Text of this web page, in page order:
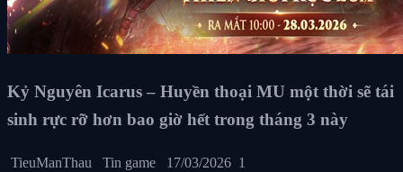
Kỷ Nguyên Icarus – Huyền thoại MU một thời sẽ tái
sinh rực rỡ hơn bao giờ hết trong tháng 3 này
TieuManThau Tin game 17/03/2026 1